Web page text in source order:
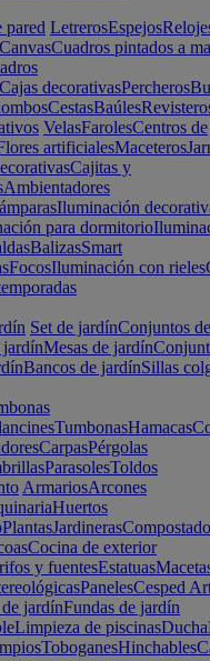
pared LetrerosEspejos
CanvasCuadros pintados a
Cajas decorativasPercheros
CestasBaúles
VelasFarolesCentros de
artificialesMaceteros
Cajitas y
Ambientadores
Iluminación
para dormitorio
BalizasSmart
FocosIluminación con rieles
Set de jardínConjuntos
jardínMesas de jardín
Bancos de jardínSillas
TumbonasHamacas
CarpasPérgolas
ParasolesToldos
ArmariosArcones
Huertos
PlantasJardineras
Cocina de exterior
y fuentesEstatuas
PanelesCesped
jardínFundas de jardín
Limpieza de piscinasDucha
ToboganesHinchables